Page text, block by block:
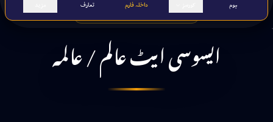
ہوم داخلہ فارم تعارف
MOST POPULAR COURSE
ایسوسی ایٹ عالم / عالمہ